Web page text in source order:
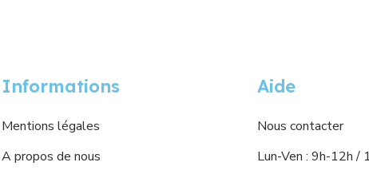
Informations
Mentions légales
A propos de nous
Aide
Nous contacter
Lun-Ven : 9h-12h /